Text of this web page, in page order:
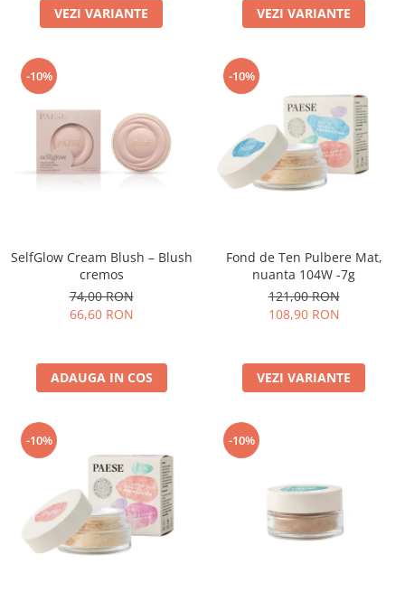
VEZI VARIANTE VEZI VARIANTE
-10%
SelfGlow Cream Blush – Blush
cremos
74,00 RON
66,60 RON
ADAUGA IN COS
-10%
Fond de Ten Pulbere Mat,
nuanta 104W -7g
121,00 RON
108,90 RON
VEZI VARIANTE
-10% -10%